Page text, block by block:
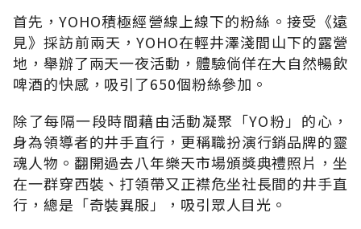
首先，YOHO積極經營線上線下的粉絲。接受《遠
見》採訪前兩天，YOHO在輕井澤淺間山下的露營
地，舉辦了兩天一夜活動，體驗倘佯在大自然暢飲
啤酒的快感，吸引了650個粉絲參加。
除了每隔一段時間藉由活動凝聚「YO粉」的心，
身為領導者的井手直行，更稱職扮演行銷品牌的靈
魂人物。翻開過去八年樂天市場頒獎典禮照片，坐
在一群穿西裝、打領帶又正襟危坐社長間的井手直
行，總是「奇裝異服」，吸引眾人目光。